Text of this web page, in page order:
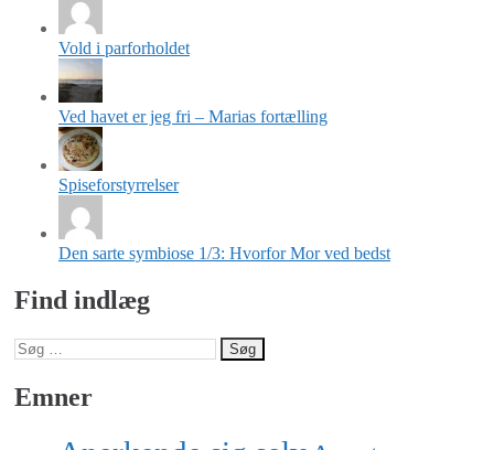
Vold i parforholdet
Ved havet er jeg fri – Marias fortælling
Spiseforstyrrelser
Den sarte symbiose 1/3: Hvorfor Mor ved bedst
Find indlæg
Søg
efter:
Emner